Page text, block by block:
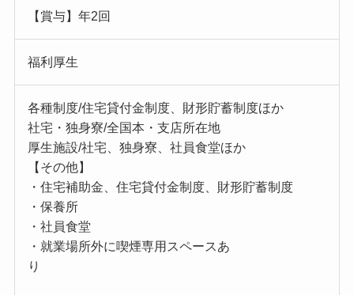
【賞与】年2回
福利厚生
各種制度/住宅貸付金制度、財形貯蓄制度ほか
社宅・独身寮/全国本・支店所在地
厚生施設/社宅、独身寮、社員食堂ほか
【その他】
・住宅補助金、住宅貸付金制度、財形貯蓄制度
・保養所
・社員食堂
・就業場所外に喫煙専用スペースあ
り